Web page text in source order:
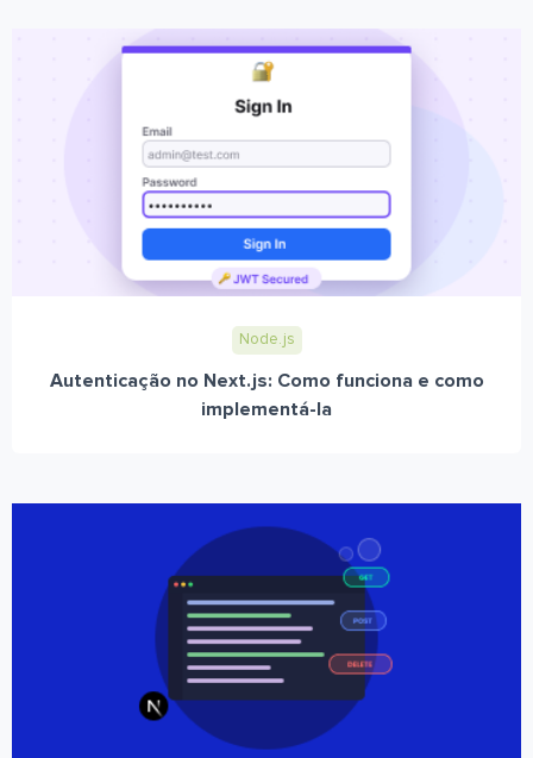
Node.js
Autenticação no Next.js: Como funciona e como
implementá-la